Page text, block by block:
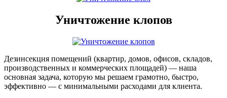
Уничтожение клопов
Дезинсекция помещений (квартир, домов, офисов, складов,
производственных и коммерческих площадей) — наша
основная задача, которую мы решаем грамотно, быстро,
эффективно — с минимальными расходами для клиента.